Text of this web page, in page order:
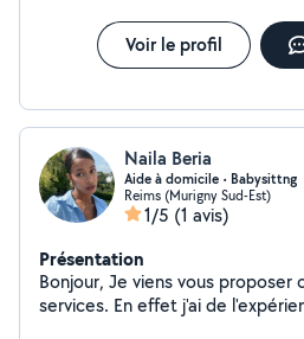
Voir le profil
Naila Beria
Aide à domicile • Babysittng
Reims (Murigny Sud-Est)
1/5 (1 avis)
Présentation
Bonjour, Je viens vous proposer certain de mes
services. En effet j'ai de l'expérience dans l'aide à